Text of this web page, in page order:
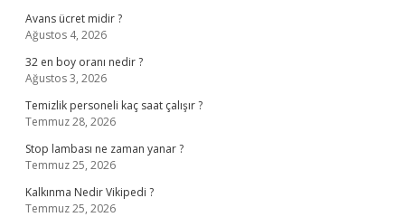
Avans ücret midir ?
Ağustos 4, 2026
32 en boy oranı nedir ?
Ağustos 3, 2026
Temizlik personeli kaç saat çalışır ?
Temmuz 28, 2026
Stop lambası ne zaman yanar ?
Temmuz 25, 2026
Kalkınma Nedir Vikipedi ?
Temmuz 25, 2026